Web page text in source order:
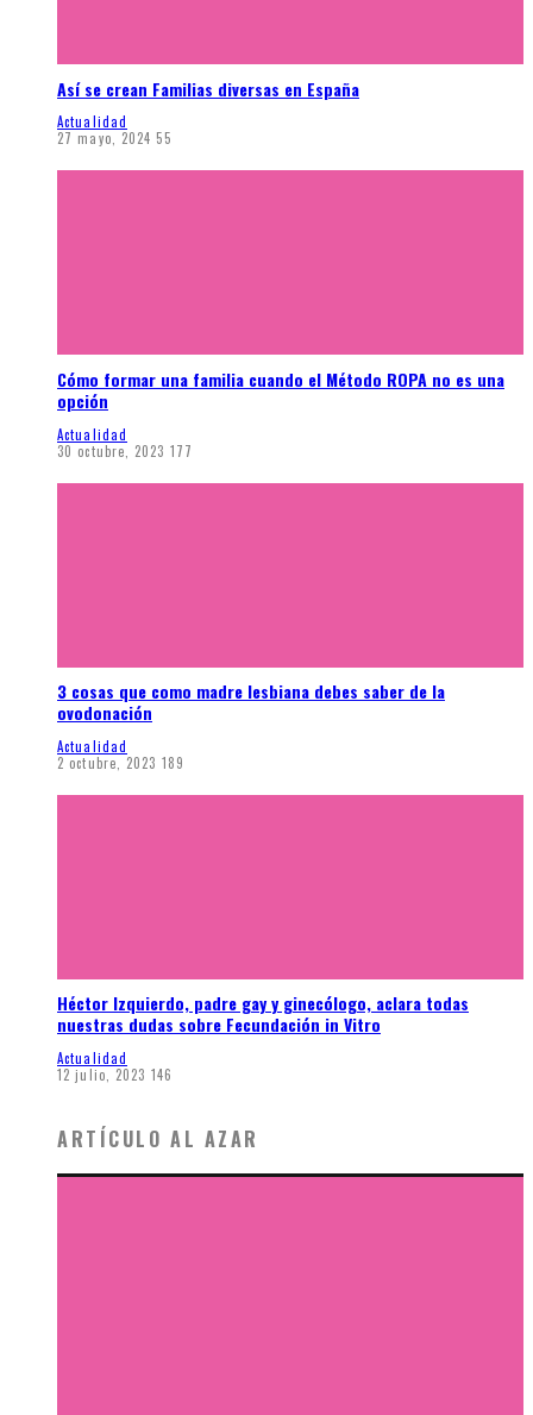
Así se crean Familias diversas en España
Actualidad
27 mayo, 2024 55
Cómo formar una familia cuando el Método ROPA no es una
opción
Actualidad
30 octubre, 2023 177
3 cosas que como madre lesbiana debes saber de la
ovodonación
Actualidad
2 octubre, 2023 189
Héctor Izquierdo, padre gay y ginecólogo, aclara todas
nuestras dudas sobre Fecundación in Vitro
Actualidad
12 julio, 2023 146
ARTÍCULO AL AZAR